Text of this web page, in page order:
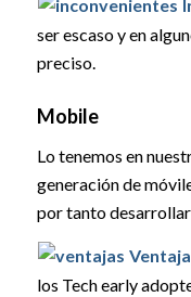
ser escaso y en
preciso.
Mobile
Lo tenemos en
generación de
por tanto
los Tech early